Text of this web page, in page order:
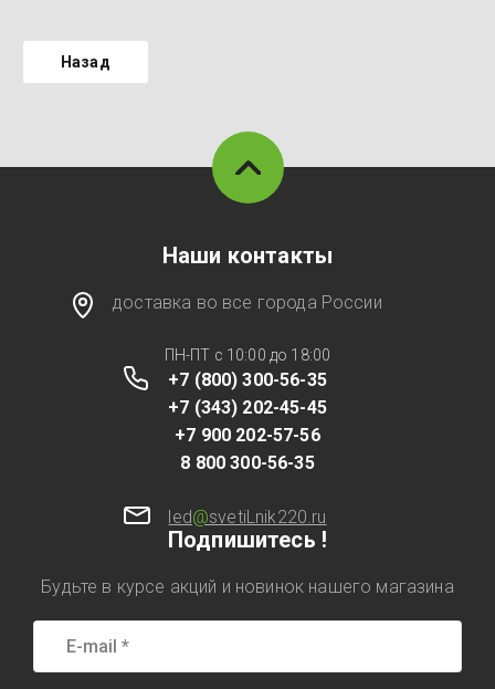
Назад
Наши контакты
доставка во все города России
ПН-ПТ с 10:00 до 18:00
+7 (800) 300-56-35
+7 (343) 202-45-45
+7 900 202-57-56
8 800 300-56-35
led@svetiLnik220.ru
Подпишитесь !
Будьте в курсе акций и новинок нашего магазина